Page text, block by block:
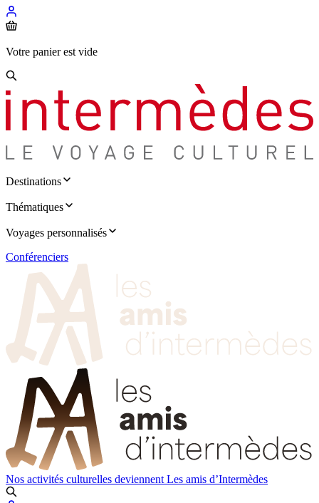
Votre panier est vide
Destinations
Thématiques
Voyages personnalisés
Conférenciers
Nos activités culturelles deviennent Les amis d’Intermèdes